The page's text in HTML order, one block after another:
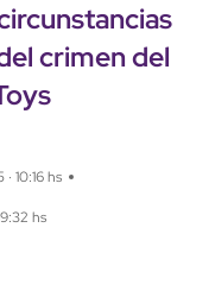
crimen del
10:16 hs
hs